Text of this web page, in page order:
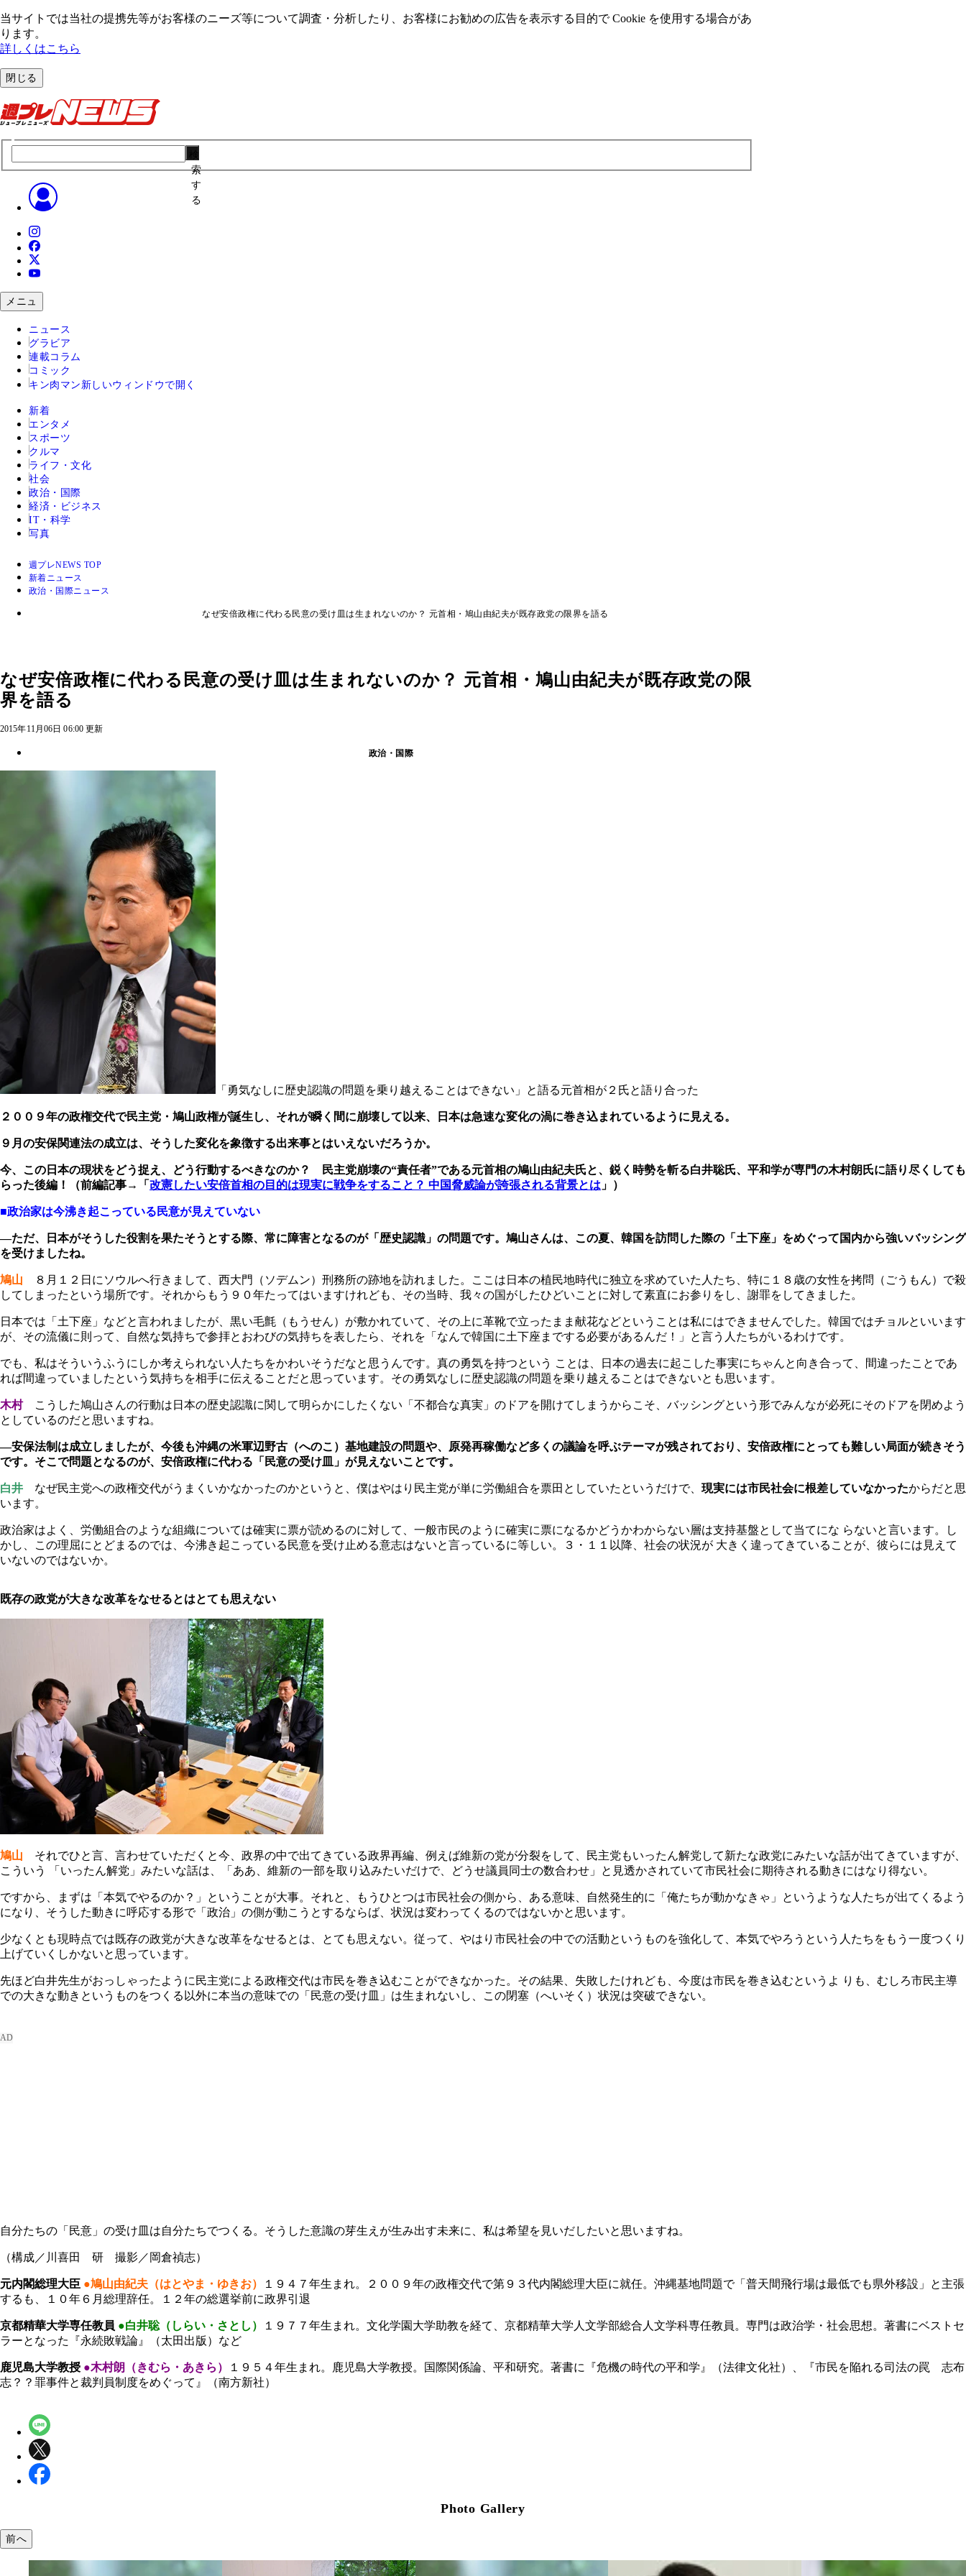
当サイトでは当社の提携先等がお客様のニーズ等について調査・分析したり、お客様にお勧めの広告を表⽰する⽬的で Cookie を使⽤する場合があ
ります。
詳しくはこちら
閉じる
索
す
る
メニュ
ニュース
グラビア
連載コラム
コミック
キン肉マン 新しいウィンドウで開く
新着
エンタメ
スポーツ
クルマ
ライフ・文化
社会
政治・国際
経済・ビジネス
IT・科学
写真
週プレNEWS TOP
新着ニュース
政治・国際ニュース
なぜ安倍政権に代わる民意の受け皿は生まれないのか？ 元首相・鳩山由紀夫が既存政党の限界を語る
なぜ安倍政権に代わる民意の受け皿は生まれないのか？ 元首相・鳩山由紀夫が既存政党の限
界を語る
2015年11月06日 06:00 更新
政治・国際
「勇気なしに歴史認識の問題を乗り越えることはできない」と語る元首相が２氏と語り合った
２００９年の政権交代で民主党・鳩山政権が誕生し、それが瞬く間に崩壊して以来、日本は急速な変化の渦に巻き込まれているように見える。
９月の安保関連法の成立は、そうした変化を象徴する出来事とはいえないだろうか。
今、この日本の現状をどう捉え、どう行動するべきなのか？ 民主党崩壊の“責任者”である元首相の鳩山由紀夫氏と、鋭く時勢を斬る白井聡氏、平和学が専門の木村朗氏に語り尽くしても
らった後編！（前編記事→「 改憲したい安倍首相の目的は現実に戦争をすること？ 中国脅威論が誇張される背景とは 」）
■政治家は今沸き起こっている民意が見えていない
―ただ、日本がそうした役割を果たそうとする際、常に障害となるのが「歴史認識」の問題です。鳩山さんは、この夏、韓国を訪問した際の「土下座」をめぐって国内から強いバッシング
を受けましたね。
鳩山 ８月１２日にソウルへ行きまして、西大門（ソデムン）刑務所の跡地を訪れました。ここは日本の植民地時代に独立を求めていた人たち、特に１８歳の女性を拷問（ごうもん）で殺
してしまったという場所です。それからもう９０年たってはいますけれども、その当時、我々の国がしたひどいことに対して素直にお参りをし、謝罪をしてきました。
日本では「土下座」などと言われましたが、黒い毛氈（もうせん）が敷かれていて、その上に革靴で立ったまま献花などということは私にはできませんでした。韓国ではチョルといいます
が、その流儀に則って、自然な気持ちで参拝とおわびの気持ちを表したら、それを「なんで韓国に土下座までする必要があるんだ！」と言う人たちがいるわけです。
でも、私はそういうふうにしか考えられない人たちをかわいそうだなと思うんです。真の勇気を持つという ことは、日本の過去に起こした事実にちゃんと向き合って、間違ったことであ
れば間違っていましたという気持ちを相手に伝えることだと思っています。その勇気なしに歴史認識の問題を乗り越えることはできないとも思います。
木村こうした鳩山さんの行動は日本の歴史認識に関して明らかにしたくない「不都合な真実」のドアを開けてしまうからこそ、バッシングという形でみんなが必死にそのドアを閉めよう
としているのだと思いますね。
―安保法制は成立しましたが、今後も沖縄の米軍辺野古（へのこ）基地建設の問題や、原発再稼働など多くの議論を呼ぶテーマが残されており、安倍政権にとっても難しい局面が続きそう
です。そこで問題となるのが、安倍政権に代わる「民意の受け皿」が見えないことです。
白井 なぜ民主党への政権交代がうまくいかなかったのかというと、僕はやはり民主党が単に労働組合を票田としていたというだけで、 現実には市民社会に根差していなかったからだと思
います。
政治家はよく、労働組合のような組織については確実に票が読めるのに対して、一般市民のように確実に票になるかどうかわからない層は支持基盤として当てにな らないと言います。し
かし、この理屈にとどまるのでは、今沸き起こっている民意を受け止める意志はないと言っているに等しい。３・１１以降、社会の状況が 大きく違ってきていることが、彼らには見えて
いないのではないか。
既存の政党が大きな改革をなせるとはとても思えない
鳩山 それでひと言、言わせていただくと今、政界の中で出てきている政界再編、例えば維新の党が分裂をして、民主党もいったん解党して新たな政党にみたいな話が出てきていますが、
こういう 「いったん解党」みたいな話は、「ああ、維新の一部を取り込みたいだけで、どうせ議員同士の数合わせ」と見透かされていて市民社会に期待される動きにはなり得ない。
ですから、まずは「本気でやるのか？」ということが大事。それと、もうひとつは市民社会の側から、ある意味、自然発生的に「俺たちが動かなきゃ」というような人たちが出てくるよう
になり、そうした動きに呼応する形で「政治」の側が動こうとするならば、状況は変わってくるのではないかと思います。
少なくとも現時点では既存の政党が大きな改革をなせるとは、とても思えない。従って、やはり市民社会の中での活動というものを強化して、本気でやろうという人たちをもう一度つくり
上げていくしかないと思っています。
先ほど白井先生がおっしゃったように民主党による政権交代は市民を巻き込むことができなかった。その結果、失敗したけれども、今度は市民を巻き込むというよ りも、むしろ市民主導
での大きな動きというものをつくる以外に本当の意味での「民意の受け皿」は生まれないし、この閉塞（へいそく）状況は突破できない。
自分たちの「民意」の受け皿は自分たちでつくる。そうした意識の芽生えが生み出す未来に、私は希望を見いだしたいと思いますね。
（構成／川喜田 研 撮影／岡倉禎志）
元内閣総理大臣 ●鳩山由紀夫（はとやま・ゆきお）
１９４７年生まれ。２００９年の政権交代で第９３代内閣総理大臣に就任。沖縄基地問題で「普天間飛行場は最低でも県外移設」と主張
するも、１０年６月総理辞任。１２年の総選挙前に政界引退
京都精華大学専任教員 ●白井聡（しらい・さとし）
１９７７年生まれ。文化学園大学助教を経て、京都精華大学人文学部総合人文学科専任教員。専門は政治学・社会思想。著書にベストセ
ラーとなった『永続敗戦論』（太田出版）など
鹿児島大学教授 ●木村朗（きむら・あきら）
１９５４年生まれ。鹿児島大学教授。国際関係論、平和研究。著書に『危機の時代の平和学』（法律文化社）、『市民を陥れる司法の罠 志布
志？？罪事件と裁判員制度をめぐって』（南方新社）
Photo Gallery
前へ